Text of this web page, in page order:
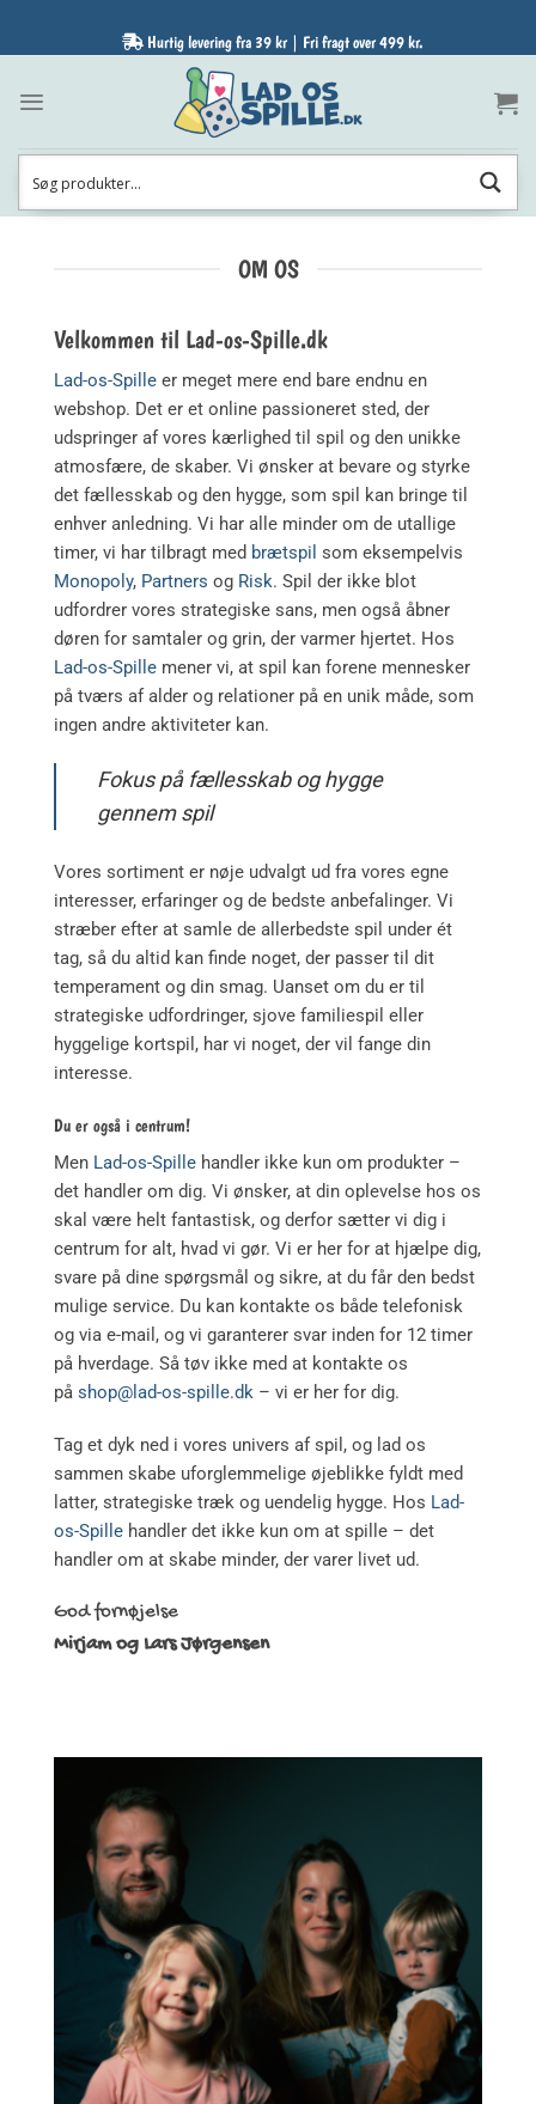
Hurtig levering fra 39 kr | Fri fragt over 499 kr.
OM OS
Velkommen til Lad-os-Spille.dk
Lad-os-Spille er meget mere end bare endnu en
webshop. Det er et online passioneret sted, der
udspringer af vores kærlighed til spil og den unikke
atmosfære, de skaber. Vi ønsker at bevare og styrke
det fællesskab og den hygge, som spil kan bringe til
enhver anledning. Vi har alle minder om de utallige
timer, vi har tilbragt med brætspil som eksempelvis
Monopoly, Partners og Risk. Spil der ikke blot
udfordrer vores strategiske sans, men også åbner
døren for samtaler og grin, der varmer hjertet. Hos
Lad-os-Spille mener vi, at spil kan forene mennesker
på tværs af alder og relationer på en unik måde, som
ingen andre aktiviteter kan.
Fokus på fællesskab og hygge
gennem spil
Vores sortiment er nøje udvalgt ud fra vores egne
interesser, erfaringer og de bedste anbefalinger. Vi
stræber efter at samle de allerbedste spil under ét
tag, så du altid kan finde noget, der passer til dit
temperament og din smag. Uanset om du er til
strategiske udfordringer, sjove familiespil eller
hyggelige kortspil, har vi noget, der vil fange din
interesse.
Du er også i centrum!
Men Lad-os-Spille handler ikke kun om produkter –
det handler om dig. Vi ønsker, at din oplevelse hos os
skal være helt fantastisk, og derfor sætter vi dig i
centrum for alt, hvad vi gør. Vi er her for at hjælpe dig,
svare på dine spørgsmål og sikre, at du får den bedst
mulige service. Du kan kontakte os både telefonisk
og via e-mail, og vi garanterer svar inden for 12 timer
på hverdage. Så tøv ikke med at kontakte os
på shop@lad-os-spille.dk – vi er her for dig.
Tag et dyk ned i vores univers af spil, og lad os
sammen skabe uforglemmelige øjeblikke fyldt med
latter, strategiske træk og uendelig hygge. Hos Lad-
os-Spille handler det ikke kun om at spille – det
handler om at skabe minder, der varer livet ud.
God fornøjelse
Mirjam og Lars Jørgensen